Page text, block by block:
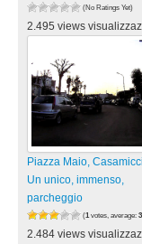
(No Ratings Yet)
2.495 views
Piazza Maio,
Un unico, immenso,
parcheggio
(1 votes, average:
2.484 views